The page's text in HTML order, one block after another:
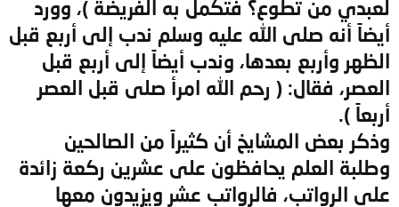
لعبدي من تطوع؟ فتكمل به الفريضة )، وورد
أيضاً أنه صلى الله عليه وسلم ندب إلى أربع قبل
الظهر وأربع بعدها، وندب أيضاً إلى أربع قبل
العصر، فقال: ( رحم الله امرأ صلى قبل العصر
أربعاً ).
وذكر بعض المشايخ أن كثيراً من الصالحين
وطلبة العلم يحافظون على عشرين ركعة زائدة
على الرواتب، فالرواتب عشر ويزيدون معها